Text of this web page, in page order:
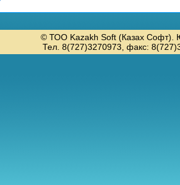
© ТОО Kazakh Soft (Казах Софт).
Тел. 8(727)3270973, факс: